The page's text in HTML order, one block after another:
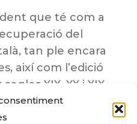
que té com a
del
tan ple encara
així com l’edició
XIX, XX i XIX